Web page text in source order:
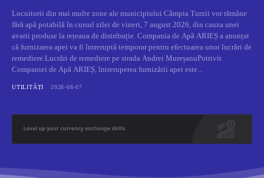
Locuitorii din mai multe zone ale municipiului Câmpia Turzii vor rămâne
fără apă potabilă în cursul zilei de vineri, 7 august 2026, din cauza unei
avarii produse la rețeaua de distribuție. Compania de Apă ARIEȘ a anunțat
că furnizarea apei va fi întreruptă temporar pentru efectuarea unor lucrări de
remediere.Lucrări de remediere pe strada Andrei MureșanuPotrivit
Companiei de Apă ARIEȘ, întreruperea furnizării apei este...
UTILITĂȚI 2026-08-07